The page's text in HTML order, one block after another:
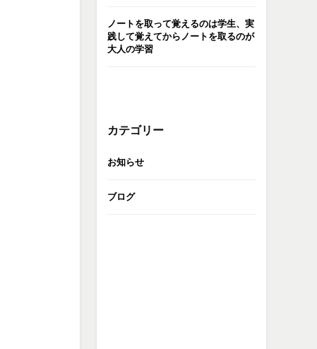
ノートを取って覚えるのは学生、実
践して覚えてからノートを取るのが
大人の学習
カテゴリー
お知らせ
ブログ